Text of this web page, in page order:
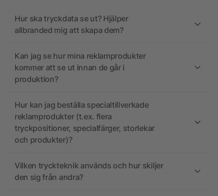
Hur ska tryckdata se ut? Hjälper
allbranded mig att skapa dem?
Kan jag se hur mina reklamprodukter
kommer att se ut innan de går i
produktion?
Hur kan jag beställa specialtillverkade
reklamprodukter (t.ex. flera
tryckpositioner, specialfärger, storlekar
och produkter)?
Vilken tryckteknik används och hur skiljer
den sig från andra?